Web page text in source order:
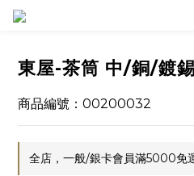
東屋-茶筒 中/銅/鍍錫
商品編號：00200032
全店，一般/銀卡會員滿5000免